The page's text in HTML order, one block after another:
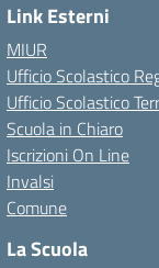
Link Esterni
MIUR
Ufficio Scolastico
Ufficio Scolastico
Scuola in Chiaro
Iscrizioni On Line
Invalsi
Comune
La Scuola